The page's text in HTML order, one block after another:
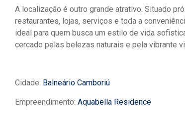
A localização é outro grande atrativo. Situado
restaurantes, lojas, serviços e toda a
ideal para quem busca um estilo de vida
cercado pelas belezas naturais e pela vibrante
Cidade: Balneário Camboriú
Empreendimento: Aquabella Residence